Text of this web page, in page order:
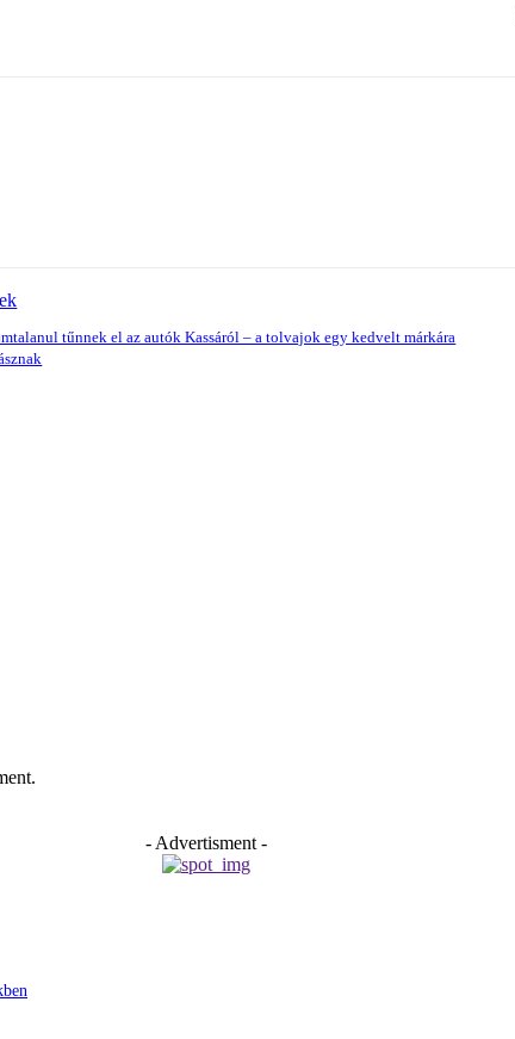
tűnnek el az autók Kassáról – a tolvajok egy kedvelt márkára
- Advertisment -